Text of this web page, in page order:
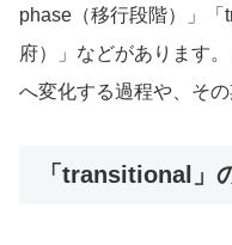
phase（移行段階）」
府）」などがあります
へ変化する過程や、そ
「transitional」